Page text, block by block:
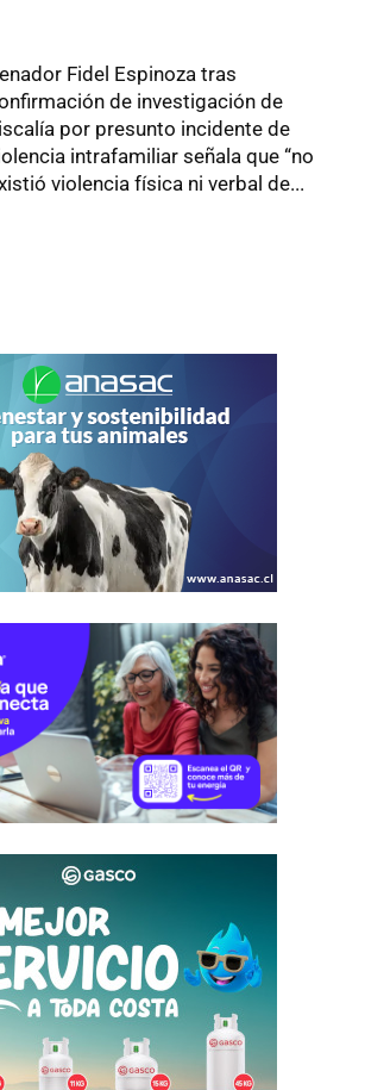
Fidel Espinoza tras
de investigación de
por presunto incidente de
intrafamiliar señala que “no
violencia física ni verbal de...